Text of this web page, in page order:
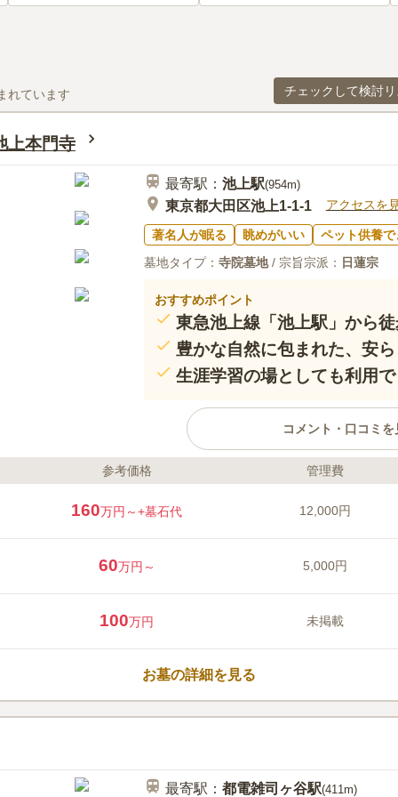
れています チェックして検討
上本門寺
最寄駅： 池上駅(954m)
東京都大田区池上1-1-1 アクセスを
著名人が眠る 眺めがいい
ペット供養で
墓地タイプ： 寺院墓地/ 宗旨宗派： 日蓮宗
おすすめポイント
東急池上線「池上駅」から
豊かな自然に包まれた、安
生涯学習の場としても利用
コメント・口コミを
ライフドット編集部のコメント
宗七大本山の一つで、山号を長
門寺とし、古くより由緒ある寺院
で、この塔は関東に現存してい
ち、一番古いものです。
口コミ評価
3.9
参考価格 管理費
160万円～+墓石代 12,000円
60万円～ 5,000円
100万円 未掲載
お墓の詳細を見る
最寄駅： 都電雑司ヶ谷駅(411m)